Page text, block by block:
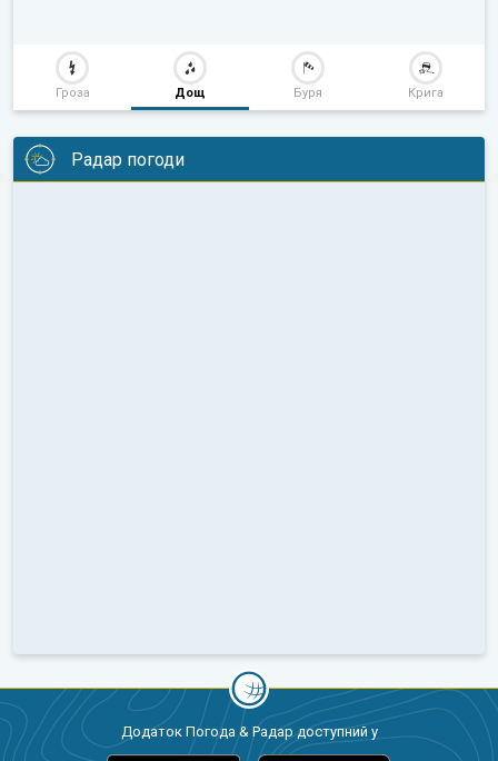
Гроза Дощ Буря Крига
Радар погоди
Додаток Погода & Радар доступний у